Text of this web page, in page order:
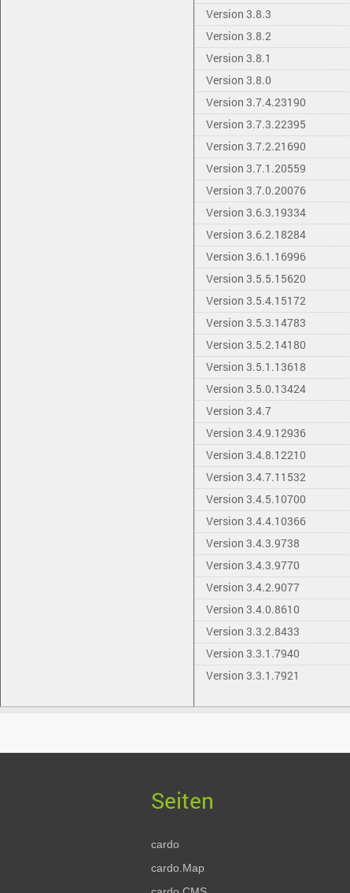
Version 3.8.3
Version 3.8.2
Version 3.8.1
Version 3.8.0
Version 3.7.4.23190
Version 3.7.3.22395
Version 3.7.2.21690
Version 3.7.1.20559
Version 3.7.0.20076
Version 3.6.3.19334
Version 3.6.2.18284
Version 3.6.1.16996
Version 3.5.5.15620
Version 3.5.4.15172
Version 3.5.3.14783
Version 3.5.2.14180
Version 3.5.1.13618
Version 3.5.0.13424
Version 3.4.7
Version 3.4.9.12936
Version 3.4.8.12210
Version 3.4.7.11532
Version 3.4.5.10700
Version 3.4.4.10366
Version 3.4.3.9738
Version 3.4.3.9770
Version 3.4.2.9077
Version 3.4.0.8610
Version 3.3.2.8433
Version 3.3.1.7940
Version 3.3.1.7921
cardo
cardo.Map